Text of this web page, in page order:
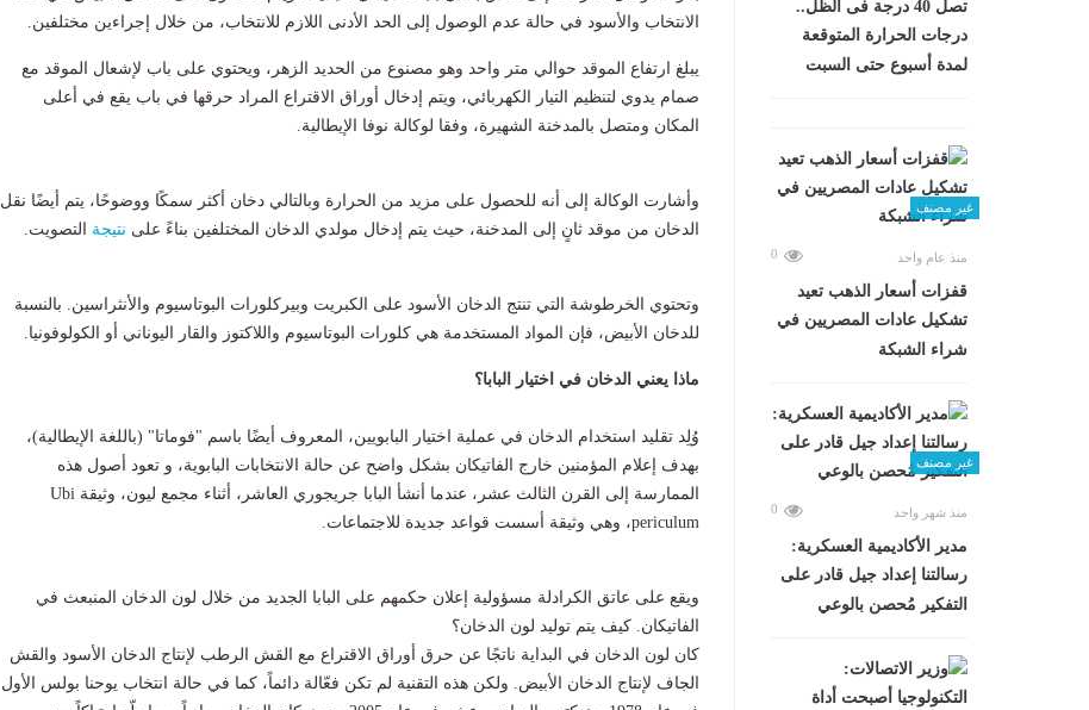
تصل 40 درجة فى الظل..
درجات الحرارة المتوقعة
لمدة أسبوع حتى السبت
غير مصنف
منذ عام واحد 0
قفزات أسعار الذهب تعيد
تشكيل عادات المصريين في
شراء الشبكة
غير مصنف
منذ شهر واحد 0
مدير الأكاديمية العسكرية:
رسالتنا إعداد جيل قادر على
التفكير مُحصن بالوعي
الانتخاب والأسود في حالة عدم الوصول إلى الحد الأدنى اللازم للانتخاب، من خلال إجراءين مختلفين.
يبلغ ارتفاع الموقد حوالي متر واحد وهو مصنوع من الحديد الزهر، ويحتوي على باب لإشعال الموقد مع
صمام يدوي لتنظيم التيار الكهربائي، ويتم إدخال أوراق الاقتراع المراد حرقها في باب يقع في أعلى
المكان ومتصل بالمدخنة الشهيرة، وفقا لوكالة نوفا الإيطالية.
وأشارت الوكالة إلى أنه للحصول على مزيد من الحرارة وبالتالي دخان أكثر سمكًا ووضوحًا، يتم أيضًا نقل
الدخان من موقد ثانٍ إلى المدخنة، حيث يتم إدخال مولدي الدخان المختلفين بناءً على نتيجة التصويت.
وتحتوي الخرطوشة التي تنتج الدخان الأسود على الكبريت وبيركلورات البوتاسيوم والأنثراسين. بالنسبة
للدخان الأبيض، فإن المواد المستخدمة هي كلورات البوتاسيوم واللاكتوز والقار اليوناني أو الكولوفونيا.
ماذا يعني الدخان في اختيار البابا؟
وُلِد تقليد استخدام الدخان في عملية اختيار البابويين، المعروف أيضًا باسم "فوماتا" (باللغة الإيطالية)،
بهدف إعلام المؤمنين خارج الفاتيكان بشكل واضح عن حالة الانتخابات البابوية، و تعود أصول هذه
الممارسة إلى القرن الثالث عشر، عندما أنشأ البابا جريجوري العاشر، أثناء مجمع ليون، وثيقة Ubi
periculum، وهي وثيقة أسست قواعد جديدة للاجتماعات.
ويقع على عاتق الكرادلة مسؤولية إعلان حكمهم على البابا الجديد من خلال لون الدخان المنبعث في
الفاتيكان. كيف يتم توليد لون الدخان؟
كان لون الدخان في البداية ناتجًا عن حرق أوراق الاقتراع مع القش الرطب لإنتاج الدخان الأسود والقش
الجاف لإنتاج الدخان الأبيض. ولكن هذه التقنية لم تكن فعّالة دائماً، كما في حالة انتخاب يوحنا بولس الأول